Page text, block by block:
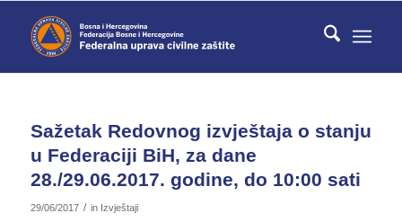
Sažetak Redovnog izvještaja o stanju
u Federaciji BiH, za dane
28./29.06.2017. godine, do 10:00 sati
29/06/2017 / in Izvještaji